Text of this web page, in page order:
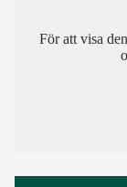
För att visa